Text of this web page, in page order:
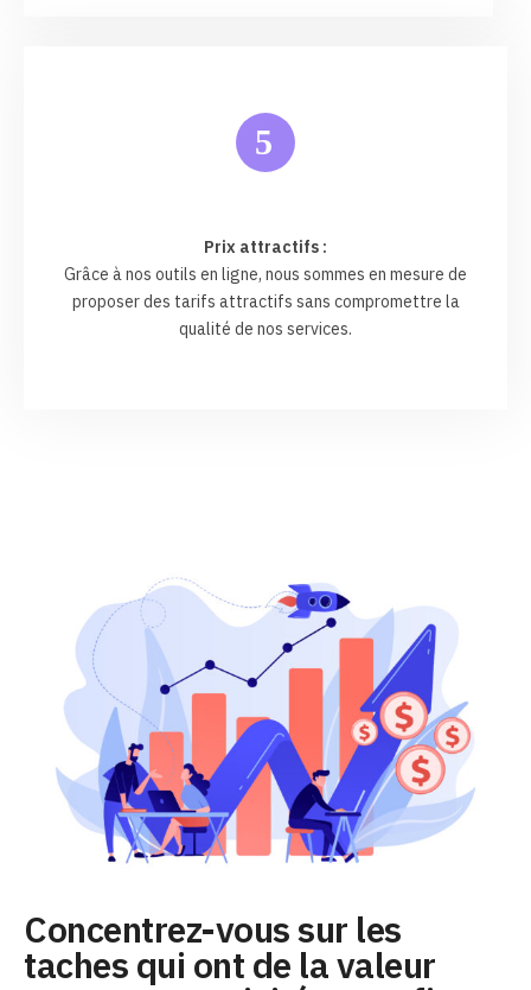
5
Prix attractifs :
Grâce à nos outils en ligne, nous sommes en mesure de
proposer des tarifs attractifs sans compromettre la
qualité de nos services.
Concentrez-vous sur les
taches qui ont de la valeur